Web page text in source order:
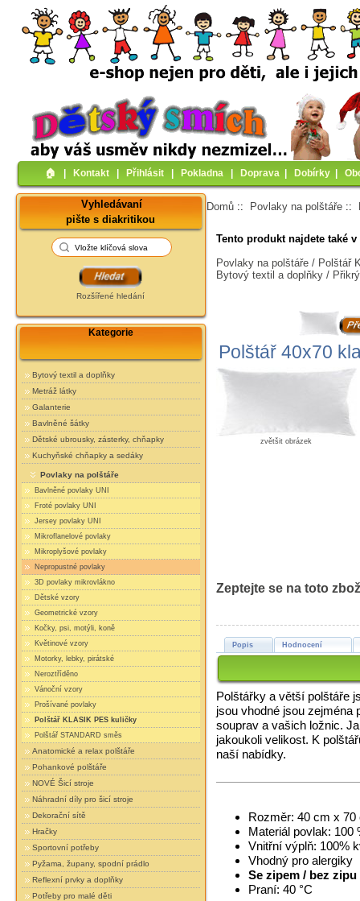
🏠︎ Kontakt Přihlásit Pokladna Doprava Dobírky
Vyhledávaní
pište s diakritikou
Rozšířené hledání
Kategorie
Bytový textil a doplňky
Metráž látky
Galanterie
Bavlněné šátky
Dětské ubrousky, zásterky, chňapky
Kuchyňské chňapky a sedáky
Povlaky na polštáře
Bavlněné povlaky UNI
Froté povlaky UNI
Jersey povlaky UNI
Mikroflanelové povlaky
Mikroplyšové povlaky
Nepropustné povlaky
3D povlaky mikrovlákno
Dětské vzory
Geometrické vzory
Kočky, psi, motýli, koně
Květinové vzory
Motorky, lebky, pirátské
Neroztříděno
Vánoční vzory
Prošívané povlaky
Polštář KLASIK PES kuličky
Polštář STANDARD směs
Anatomické a relax polštáře
Pohankové polštáře
NOVÉ Šicí stroje
Náhradní díly pro šicí stroje
Dekorační sítě
Hračky
Sportovní potřeby
Pyžama, župany, spodní prádlo
Reflexní prvky a doplňky
Potřeby pro malé děti
Domů :: Povlaky na polštáře ::
Tento produkt najdete také
Povlaky na polštáře / Polštář
Bytový textil a doplňky /
Polštář 40x70
zvětšit obrázek
Zeptejte se na toto
Popis Hodnocení
Polštářky a větší polštáře
jsou vhodné jsou zejména
souprav a vašich ložnic.
jakoukoli velikost. K
naší nabídky.
Rozměr: 40 cm x 70
Materiál povlak: 100
Vnitřní výplň: 100%
Vhodný pro alergiky
Se zipem / bez
Praní: 40 °C